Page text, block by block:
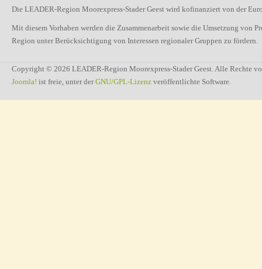
Die LEADER-Region Moorexpress-Stader Geest wird kofinanziert von der
Mit diesem Vorhaben werden die Zusammenarbeit sowie die Umsetzung
Region unter Berücksichtigung von Interessen regionaler Gruppen zu fördern.
Copyright © 2026 LEADER-Region Moorexpress-Stader Geest. Alle Rechte
Joomla! ist freie, unter derGNU/GPL-Lizenz veröffentlichte Software.